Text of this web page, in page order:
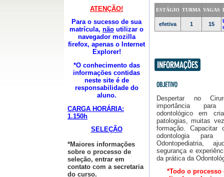
ATENÇÃO!
Para o sucesso de sua
matrícula, não utilizar o
navegador mozilla
firefox, apenas o Internet
Explorer!
*O conhecimento das
informações contidas
neste site é de
responsabilidade do
aluno.
CARGA HORÁRIA:
1.150h
SELEÇÃO
*Maiores informações
sobre o processo de
seleção, entrar em
contato com a secretaria
do curso.
ESTÁGIO TURMA VAGAS
efetiva 1 15
Despertar no
importância
odontológico em
patologias, muitas
formação. Capacitar
odontologia
Odontopediatria,
segurança e
da prática da
*Todo o processo